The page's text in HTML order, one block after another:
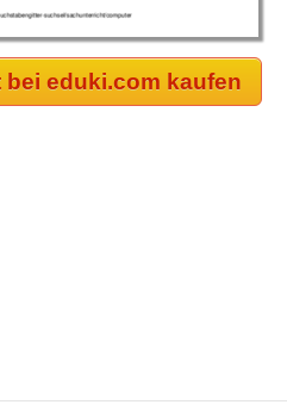
eduki.com kaufen